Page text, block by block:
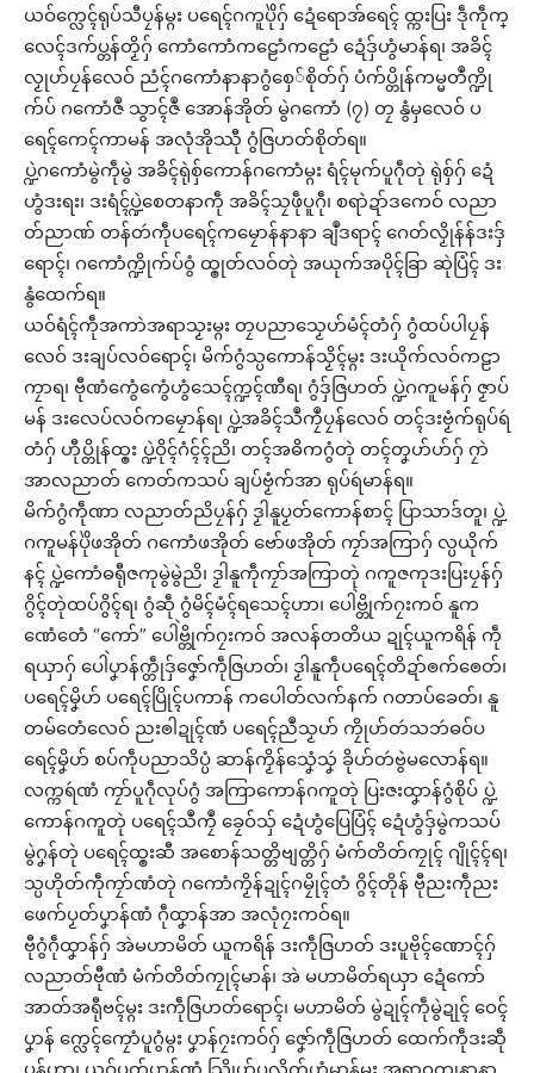
ယဝ်က္လေၚ်ရုပ်သီပၠန်မ္ဂး ပရေၚ်ဂကူပိုဲဂှ် ဍေံရောအ်ရေၚ် ထ္ကးပြး ဒဵုကဵုက္
လေၚ်ဒက်ပ္တန်တၟိဂှ် ကောံကောံကဠောံကဠောံ ဍေံဒှ်ဟွံမာန်ရ၊ အခိၚ်
လၟုဟ်ပၠန်လေဝ် ညံၚ်ဂကောံနာနာဂွံစှေ်စိုတ်ဂှ် ပံက်ပ္တိုန်ကမ္မတဳက္ဍို
က်ပ် ဂကောံဇဳ သွာၚ်ဇဳ အောန်အိုတ် မွဲဂကောံ (၇) တၠ နွံမှလေဝ် ပ
ရေၚ်ကေၚ်ကာမန် အလုံအိုဿီု ဂွံဇြဟတ်စိုတ်ရ။
ပ္ဍဲဂကောံမွဲကဵုမွဲ အခိၚ်ရုဲစှ်ကောန်ဂကောံမ္ဂး ရံၚ်မုက်ပူဂဵုတုဲ ရုဲစှ်ဂှ် ဍေံ
ဟွံဒးရး၊ ဒးရံၚ်ပ္ဍဲစေတနာကဵု အခိၚ်သၠဖဵုပူဂဵု၊ စရာဲဍာ်ဒကေဝ် လညာ
တ်ညာဏ် တန်တဴကဵုပရေၚ်ကမၠောန်နာနာ ချဳဒရာၚ် ဂေတ်လၟိုန်န်ဒးဒှ်
ရောၚ်၊ ဂကောံက္ဍိုက်ပ်ဝွံ ထ္ၜုတ်လဝ်တုဲ အယုက်အပိုၚ်ခြာ ဆုဲပြံၚ် ဒး
နွံထေက်ရ။
ယဝ်ရံၚ်ကဵုအကာဲအရာသၟးမ္ဂး တၠပညာသၟေဟ်မံၚ်တံဂှ် ဂွံထပ်ပါပၠန်
လေဝ် ဒးချပ်လဝ်ရောၚ်၊ မိက်ဂွံသ္ပကောန်သၟိၚ်မ္ဂး ဒးယိုက်လဝ်ကဠာ
ကၠာရ၊ ဗီုဏံကွေံကွေံဟွံသေၚ်က္ဍၚ်ဏီရ၊ ဂွံဒှ်ဇြဟတ် ပ္ဍဲဂကူမန်ဂှ် ဇၟာပ်
မန် ဒးလေပ်လဝ်ကမၠောန်ရ၊ ပ္ဍဲအခိၚ်သဳကၠဳပၠန်လေဝ် တၚ်ဒးဗၟံက်ရုပ်ရဴ
တံဂှ် ဟီုပ္တိုန်ထ္ၜး ပ္ဍဲဝိုၚ်ဂံၚ်ၚ်ညိ၊ တၚ်အဓိကဂွံတုဲ တၚ်တၞဟ်ဟ်ဂှ် ဂၠာဲ
အာလညာတ် ကေတ်ကသပ် ချပ်ဗၟံက်အာ ရုပ်ရဴမာန်ရ။
မိက်ဂွံကဵုဏာ လညာတ်ညိပၠန်ဂှ် ဒၟါနူပၟတ်ကောန်စာၚ် ပြာသာဒ်တူ၊ ပ္ဍဲ
ဂကူမန်ပိုဲဖအိုတ် ဂကောံဖအိုတ် ဗော်ဖအိုတ် ကၠာ်အကြာဂှ် လ္ပယိုက်
နၚ် ပ္ဍဲကောံဓရီုဇကုမွဲမွဲညိ၊ ဒၟါနူကဵုကၠာ်အကြာတုဲ ဂကူဇကုဒးပြးပၠန်ဂှ်
ဂွိၚ်တုဲထပ်ဂွိၚ်ရ၊ ဂွံဆဵု ဂွံမိၚ်မံၚ်ရသေၚ်ဟာ၊ ပေါဲဗ္တိုက်ဂၠးကဝ် နူက
ဏေံတေံ “ကော်” ပေါဲဗ္တိုက်ဂၠးကဝ် အလန်တတိယ ဍုၚ်ယူကရိန် ကဵု
ရယှာဂှ် ပေါဲပၞာန်က္တဵုဒှ်ဇၞော်ကဵုဇြဟတ်၊ ဒၟါနူကဵုပရေၚ်တိဍာ်ၜက်ၜေတ်၊
ပရေၚ်မၞိဟ် ပရေၚ်ပြိုၚ်ပကာန် ကပေါတ်လက်နက် ဂတာပ်ခေတ်၊ နူ
တမ်တေံလေဝ် ညးၜါဍုၚ်ဏံ ပရေၚ်ညဳသၟဟ် ကၠိုဟ်တဴသဘဴဓဝ်ပ
ရေၚ်မၞိဟ် စပ်ကဵုပညာသိပ္ပံ ဆာန်ကၟိန်သၞေံသၞဴ ခိုဟ်တဴဗွဲမလောန်ရ။
လက္ကရဴဏံ ကၠာ်ပူဂဵုလုပ်ဂွံ အကြာကောန်ဂကူတုဲ ပြးဇးထၞာန်ဂွံစိုပ် ပ္ဍဲ
ကောန်ဂကူတုဲ ပရေၚ်သဳကၠဳ ခၠေဝ်သှ် ဍေံဟွံပြေပြံၚ် ဍေံဟွံဒှ်မွဲကသပ်
မွဲဂၞန်တုဲ ပရေၚ်ထ္ၜးဆီ အစောန်သတ္တိဗျတ္တိဂှ် မံက်တိတ်ကၠုၚ် ဂျိုၚ်ၚ်ရ၊
သ္ပဟိုတ်ကဵုကၠာ်ဏံတုဲ ဂကောံကၟိန်ဍုၚ်ဂမၠိုၚ်တံ ဂွိၚ်တိုန် ဗီုညးကဵုညး
ဖေက်ပၟတ်ပၞာန်ဏံ ဂဵုထၞာန်အာ အလုံဂၠးကဝ်ရ။
ဗီုဂွံဂဵုထၞာန်ဂှ် အဲမဟာမိတ် ယူကရိန် ဒးကဵုဇြဟတ် ဒးပူဗိုၚ်ဏောၚ်ဂှ်
လညာတ်ဗီုဏံ မံက်တိတ်ကၠုၚ်မာန်၊ အဲ မဟာမိတ်ရယှာ ဍေံကော်
အာတ်အရီုဗၚ်မ္ဂး ဒးကဵုဇြဟတ်ရောၚ်၊ မဟာမိတ် မွဲဍုၚ်ကဵုမွဲဍုၚ် ဝေၚ်
ပၞာန် က္လေၚ်ကၠောံပူဂွံမ္ဂး ပၞာန်ဂၠးကဝ်ဂှ် ဇၞော်ကဵုဇြဟတ် ထေက်ကဵုဒးဆဵု